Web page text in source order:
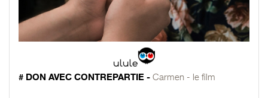
# DON AVEC CONTREPARTIE - Carmen - le film